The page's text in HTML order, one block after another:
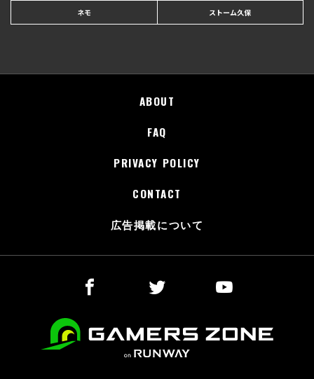
ネモ ストーム久保
ABOUT
FAQ
PRIVACY POLICY
CONTACT
広告掲載について